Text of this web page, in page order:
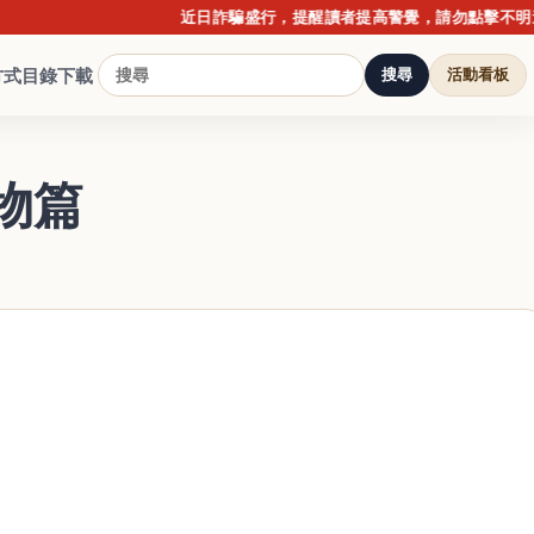
近日詐騙盛行，提醒讀者提高警覺，請勿點擊不明連結
式目錄下載 搜尋 活動看板
篇